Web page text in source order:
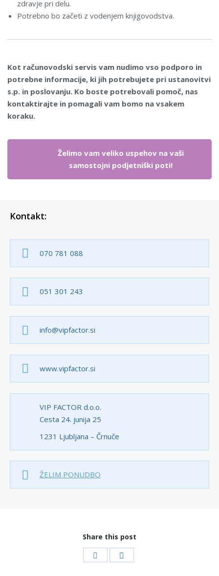
zdravje pri delu.
Potrebno bo začeti z vodenjem knjigovodstva.
Kot računovodski servis vam nudimo vso podporo in
potrebne informacije, ki jih potrebujete pri ustanovitvi
s.p. in poslovanju. Ko boste potrebovali pomoč, nas
kontaktirajte in pomagali vam bomo na vsakem
koraku.
Želimo vam veliko uspehov na vaši
samostojni podjetniški poti!
Kontakt:
070 781 088
051 301 243
info@vipfactor.si
www.vipfactor.si
VIP FACTOR d.o.o.
Cesta 24. junija 25
1231 Ljubljana – Črnuče
ŽELIM PONUDBO
Share this post